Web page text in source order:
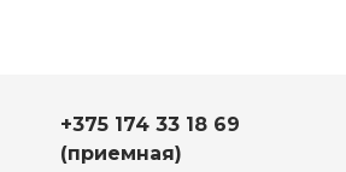
+375 174 33 18 69
(приемная)